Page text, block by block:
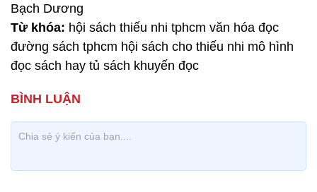
Bạch Dương
Từ khóa: hội sách thiếu nhi tphcm văn hóa đọc
đường sách tphcm hội sách cho thiếu nhi mô hình
đọc sách hay tủ sách khuyến đọc